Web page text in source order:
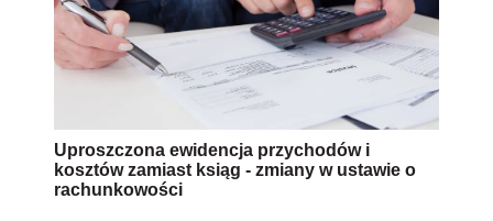
Uproszczona ewidencja przychodów i
kosztów zamiast ksiąg - zmiany w ustawie o
rachunkowości